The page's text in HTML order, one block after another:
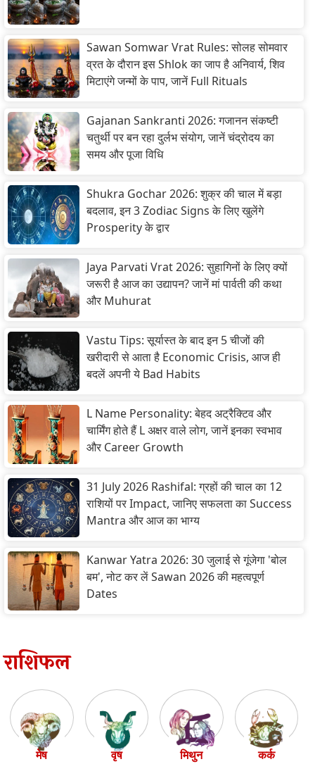
Sawan Somwar Vrat Rules: सोलह सोमवार
व्रत के दौरान इस Shlok का जाप है अनिवार्य, शिव
मिटाएंगे जन्मों के पाप, जानें Full Rituals
Gajanan Sankranti 2026: गजानन संकष्टी
चतुर्थी पर बन रहा दुर्लभ संयोग, जानें चंद्रोदय का
समय और पूजा विधि
Shukra Gochar 2026: शुक्र की चाल में बड़ा
बदलाव, इन 3 Zodiac Signs के लिए खुलेंगे
Prosperity के द्वार
Jaya Parvati Vrat 2026: सुहागिनों के लिए क्यों
जरूरी है आज का उद्यापन? जानें मां पार्वती की कथा
और Muhurat
Vastu Tips: सूर्यास्त के बाद इन 5 चीजों की
खरीदारी से आता है Economic Crisis, आज ही
बदलें अपनी ये Bad Habits
L Name Personality: बेहद अट्रैक्टिव और
चार्मिंग होते हैं L अक्षर वाले लोग, जानें इनका स्वभाव
और Career Growth
31 July 2026 Rashifal: ग्रहों की चाल का 12
राशियों पर Impact, जानिए सफलता का Success
Mantra और आज का भाग्य
Kanwar Yatra 2026: 30 जुलाई से गूंजेगा 'बोल
बम', नोट कर लें Sawan 2026 की महत्वपूर्ण
Dates
राशिफल
मेष वृष मिथुन कर्क